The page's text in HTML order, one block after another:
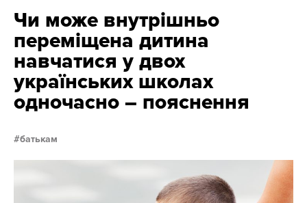
Чи може внутрішньо
переміщена дитина
навчатися у двох
українських школах
одночасно – пояснення
батькам